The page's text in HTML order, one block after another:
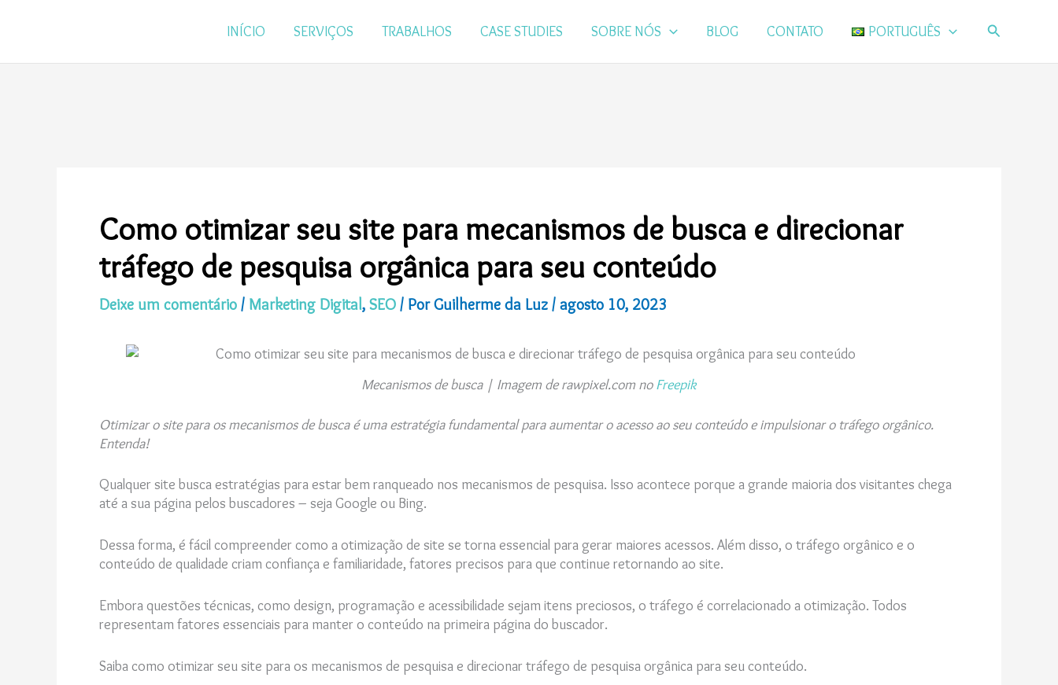
conteúdo
INÍCIO SERVIÇOS TRABALHOS CASE STUDIES SOBRE NÓS BLOG CONTATO PORTUGUÊS Pesquisar
Como otimizar seu site para mecanismos de busca e direcionar
tráfego de pesquisa orgânica para seu conteúdo
Deixe um comentário / Marketing Digital, SEO / PorGuilherme da Luz / agosto 10, 2023
Mecanismos de busca | Imagem de rawpixel.com noFreepik
Otimizar o site para os mecanismos de busca é uma estratégia fundamental para aumentar o acesso ao seu conteúdo e impulsionar o tráfego orgânico.
Entenda!
Qualquer site busca estratégias para estar bem ranqueado nos mecanismos de pesquisa. Isso acontece porque a grande maioria dos visitantes chega
até a sua página pelos buscadores – seja Google ou Bing.
Dessa forma, é fácil compreender como a otimização de site se torna essencial para gerar maiores acessos. Além disso, o tráfego orgânico e o
conteúdo de qualidade criam confiança e familiaridade, fatores precisos para que continue retornando ao site.
Embora questões técnicas, como design, programação e acessibilidade sejam itens preciosos, o tráfego é correlacionado a otimização. Todos
representam fatores essenciais para manter o conteúdo na primeira página do buscador.
Saiba como otimizar seu site para os mecanismos de pesquisa e direcionar tráfego de pesquisa orgânica para seu conteúdo.